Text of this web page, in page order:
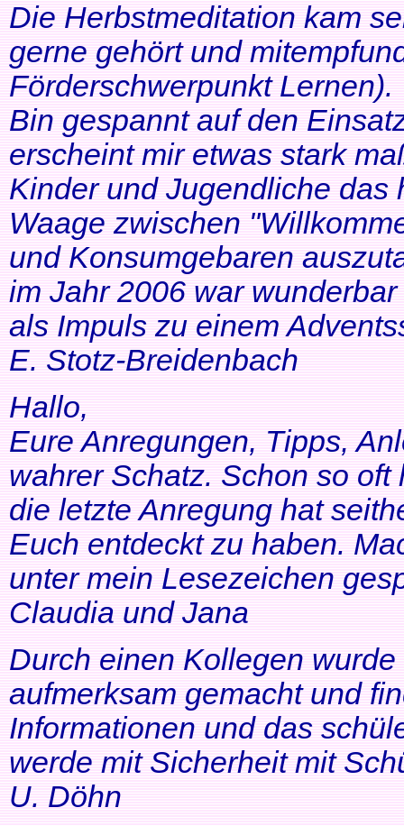
Die Herbstmeditation kam
gerne gehört und
Förderschwerpunkt Lernen).
Bin gespannt auf den
erscheint mir etwas stark
Kinder und Jugendliche das
Waage zwischen
und Konsumgebaren
im Jahr 2006 war
als Impuls zu einem
E. Stotz-Breidenbach
Hallo,
Eure Anregungen, Tipps,
wahrer Schatz. Schon so
die letzte Anregung hat
Euch entdeckt zu haben.
unter mein Lesezeichen
Claudia und Jana
Durch einen Kollegen
aufmerksam gemacht und
Informationen und das
werde mit Sicherheit mit
U. Döhn